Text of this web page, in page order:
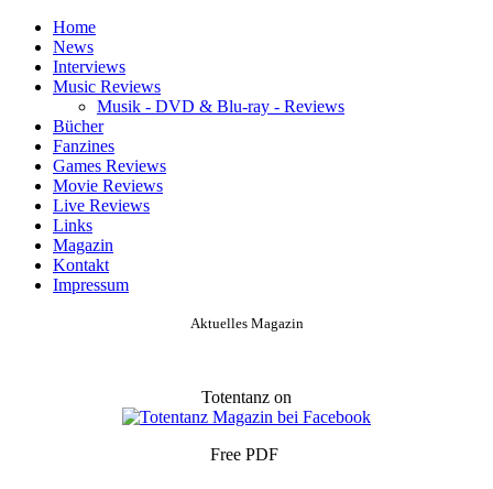
Home
News
Interviews
Music Reviews
Musik - DVD & Blu-ray - Reviews
Bücher
Fanzines
Games Reviews
Movie Reviews
Live Reviews
Links
Magazin
Kontakt
Impressum
Aktuelles Magazin
Totentanz on
Free PDF